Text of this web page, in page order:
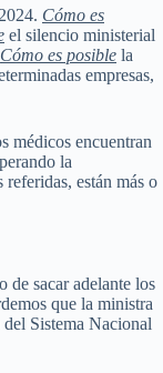
Cómo es
el silencio ministerial
Cómo es posible la
empresas,
médicos encuentran
la
están más o
de sacar adelante los
que la ministra
Sistema Nacional